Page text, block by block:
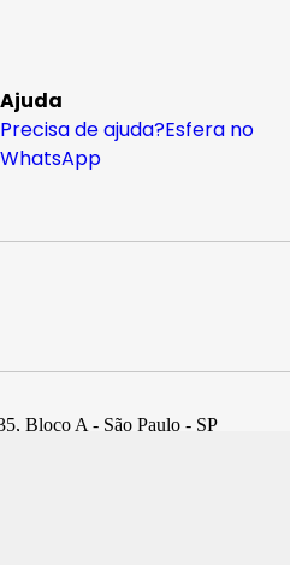
Ajuda
Precisa de ajuda?Esfera no
WhatsApp
Bloco A - São Paulo - SP